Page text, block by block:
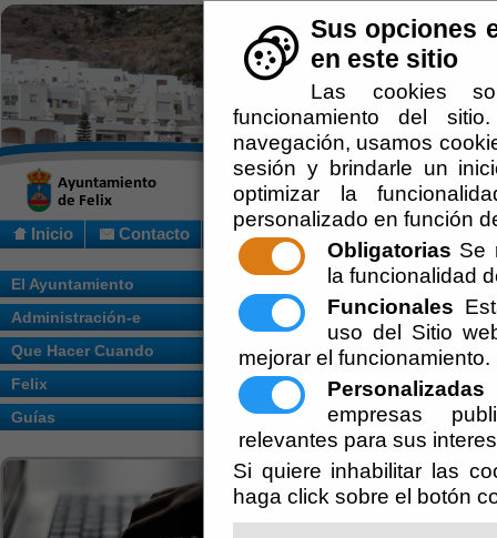
Sus opciones
en este sitio
Las cookies
funcionamiento del
navegación, usamos
sesión y brindarle un
optimizar la
personalizado en función
Obligatorias Se
la funcionalidad
Funcionales
uso del Sitio
mejorar el funcionamiento.
Personalizadas
empresas
relevantes para sus
Si quiere inhabilitar las
haga click sobre el botón
Inicio Contacto
El Ayuntamiento
Administración-e
Que Hacer Cuando
Felix
Guías
Usted se encuentra aquí:Inicio //